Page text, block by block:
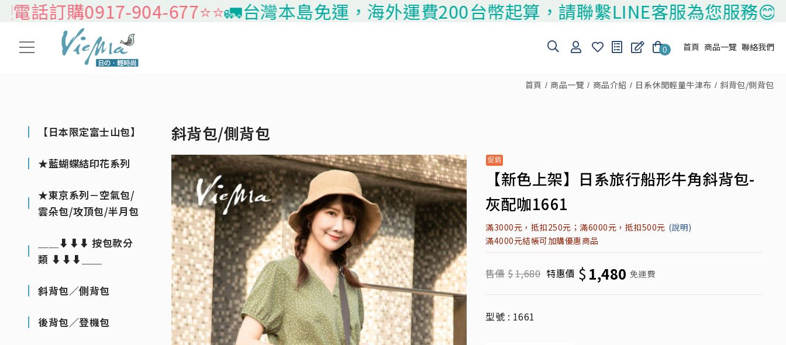
0917-904-677⭐️⭐️🚛台灣本島免運，海外運費200台幣起算，請聯繫LINE客服為您服務😊
0 首頁 商品一覽 聯絡我們
首頁 商品一覽 商品介紹 日系休閒輕量牛津布 斜背包/側背包
【日本限定富士山包】
★藍蝴蝶結印花系列
★東京系列－空氣包/
雲朵包/攻頂包/半月包
＿＿⬇⬇⬇ 按包款分
類 ⬇⬇⬇＿＿
斜背包／側背包
後背包／登機包
斜背包/側背包
【新色上架】日系旅行船形牛角斜背包-
灰配咖1661
滿3000元，抵扣250元；滿6000元，抵扣500元 (說明)
滿4000元結帳可加購優惠商品
售價 $1,680 特惠價 $ 1,480 免運費
型號 : 1661